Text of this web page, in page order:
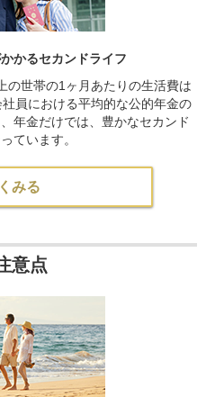
かるセカンドライフ
の世帯の1ヶ月あたりの生活費は
員における平均的な公的年金の
年金だけでは、豊かなセカンド
ています。
みる
意点